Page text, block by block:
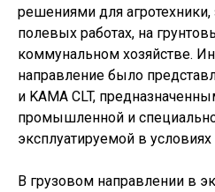
решениями для
полевых работах, на
коммунальном хозяйстве.
направление было
и KAMA CLT,
промышленной и
эксплуатируемой в
В грузовом направлении в